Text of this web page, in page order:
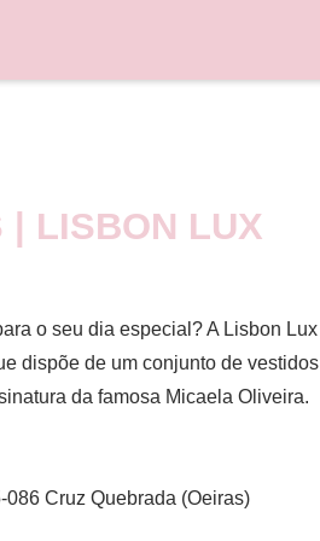
| LISBON LUX
o seu dia especial? A Lisbon Lux
dispõe de um conjunto de vestidos
da famosa Micaela Oliveira.
Cruz Quebrada (Oeiras)